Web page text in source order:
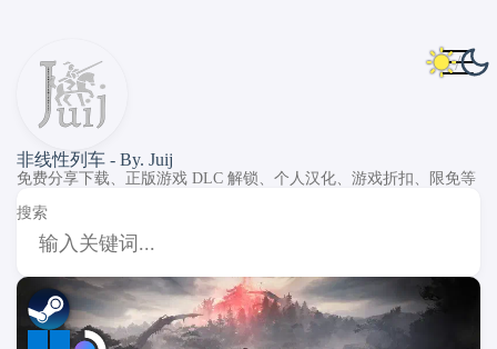
非线性列车 - By. Juij
免费分享下载、正版游戏 DLC 解锁、个人汉化、游戏折扣、限免等
搜索